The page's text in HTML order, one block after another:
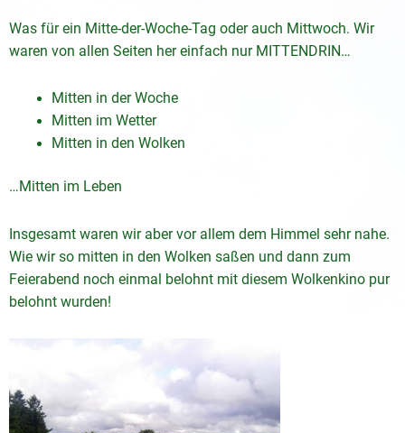
Was für ein Mitte-der-Woche-Tag oder auch Mittwoch. Wir
waren von allen Seiten her einfach nur MITTENDRIN…
Mitten in der Woche
Mitten im Wetter
Mitten in den Wolken
…Mitten im Leben
Insgesamt waren wir aber vor allem dem Himmel sehr nahe.
Wie wir so mitten in den Wolken saßen und dann zum
Feierabend noch einmal belohnt mit diesem Wolkenkino pur
belohnt wurden!